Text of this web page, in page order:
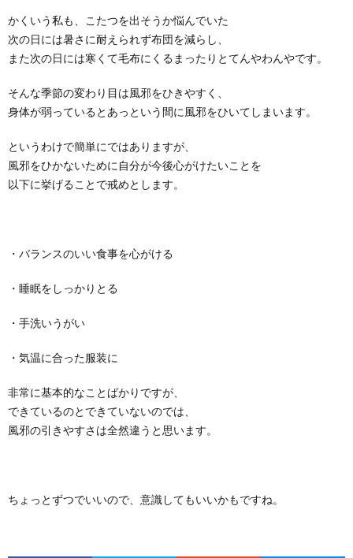
かくいう私も、こたつを出そうか悩んでいた
次の日には暑さに耐えられず布団を減らし、
また次の日には寒くて毛布にくるまったりとてんやわんやです。
そんな季節の変わり目は風邪をひきやすく、
身体が弱っているとあっという間に風邪をひいてしまいます。
というわけで簡単にではありますが、
風邪をひかないために自分が今後心がけたいことを
以下に挙げることで戒めとします。
・バランスのいい食事を心がける
・睡眠をしっかりとる
・手洗いうがい
・気温に合った服装に
非常に基本的なことばかりですが、
できているのとできていないのでは、
風邪の引きやすさは全然違うと思います。
ちょっとずつでいいので、意識してもいいかもですね。